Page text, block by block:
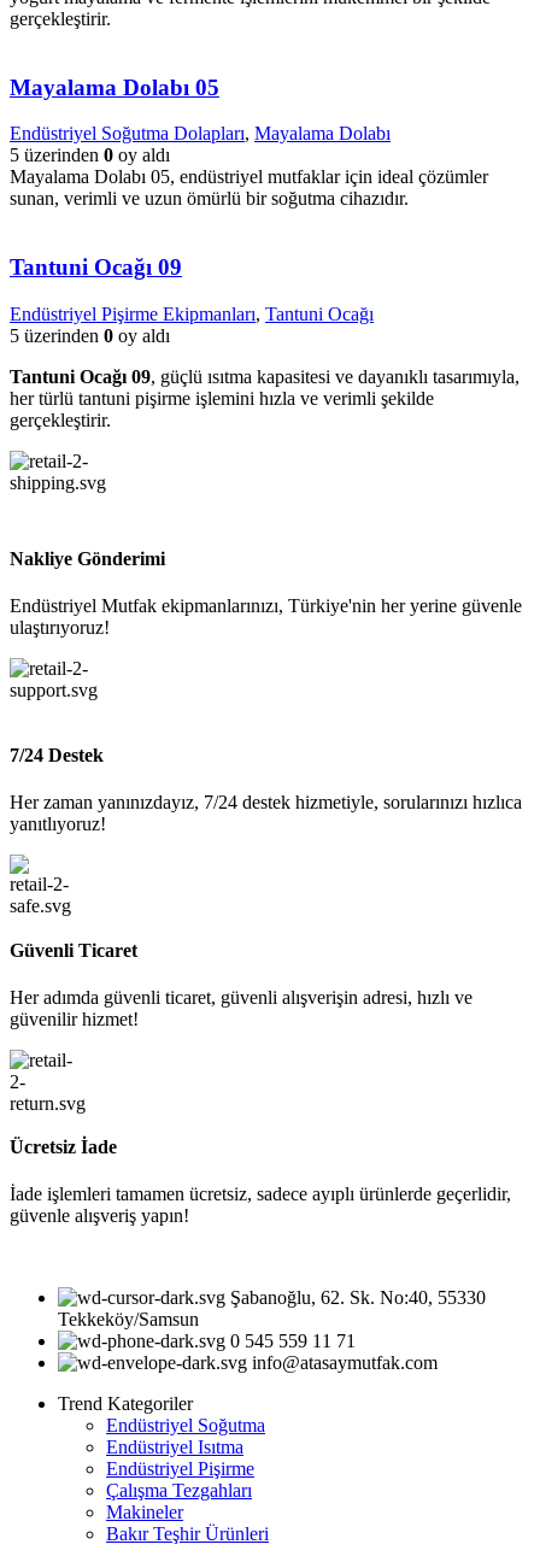
gerçekleştirir.
Mayalama Dolabı 05
Endüstriyel Soğutma Dolapları, Mayalama Dolabı
5 üzerinden 0 oy aldı
Mayalama Dolabı 05, endüstriyel mutfaklar için ideal çözümler
sunan, verimli ve uzun ömürlü bir soğutma cihazıdır.
Tantuni Ocağı 09
Endüstriyel Pişirme Ekipmanları, Tantuni Ocağı
5 üzerinden 0 oy aldı
Tantuni Ocağı 09, güçlü ısıtma kapasitesi ve dayanıklı tasarımıyla,
her türlü tantuni pişirme işlemini hızla ve verimli şekilde
gerçekleştirir.
Nakliye Gönderimi
Endüstriyel Mutfak ekipmanlarınızı, Türkiye'nin her yerine güvenle
ulaştırıyoruz!
7/24 Destek
Her zaman yanınızdayız, 7/24 destek hizmetiyle, sorularınızı hızlıca
yanıtlıyoruz!
Güvenli Ticaret
Her adımda güvenli ticaret, güvenli alışverişin adresi, hızlı ve
güvenilir hizmet!
Ücretsiz İade
İade işlemleri tamamen ücretsiz, sadece ayıplı ürünlerde geçerlidir,
güvenle alışveriş yapın!
Şabanoğlu, 62. Sk. No:40, 55330
Tekkeköy/Samsun
0 545 559 11 71
info@atasaymutfak.com
Trend Kategoriler
Endüstriyel Soğutma
Endüstriyel Isıtma
Endüstriyel Pişirme
Çalışma Tezgahları
Makineler
Bakır Teşhir Ürünleri